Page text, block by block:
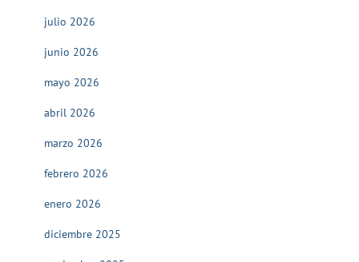
julio 2026
junio 2026
mayo 2026
abril 2026
marzo 2026
febrero 2026
enero 2026
diciembre 2025